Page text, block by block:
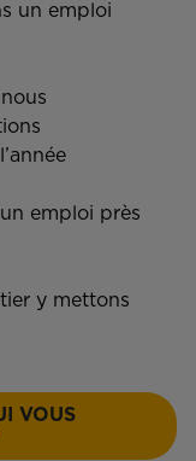
un emploi
emploi près
y mettons
VOUS